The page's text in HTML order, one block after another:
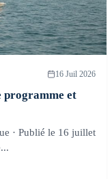
16 Juil 2026
programme et
· Publié le 16 juillet